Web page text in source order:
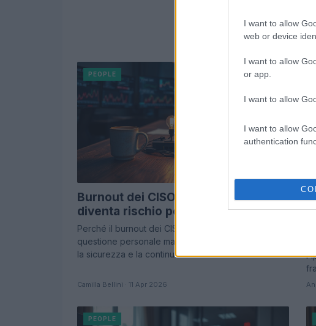
I want to allow
web or device
I want to allow
or app.
I want to allow
I want to allow
authentication
PEOPLE
Burnout dei CISO: quando il disagio
diventa rischio per l’impresa
Perché il burnout dei CISO non è solo una
questione personale ma una minaccia concreta per
la sicurezza e la continuità aziendale
Camilla Bellini · 11 Apr 2026
PEOPLE